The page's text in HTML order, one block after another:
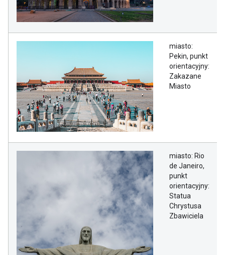
miasto:
Pekin, punkt
orientacyjny:
Zakazane
Miasto
miasto: Rio
de Janeiro,
punkt
orientacyjny:
Statua
Chrystusa
Zbawiciela